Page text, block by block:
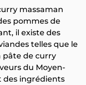
massaman
pommes de
il existe des
telles que le
pâte de curry
du Moyen-
des ingrédients